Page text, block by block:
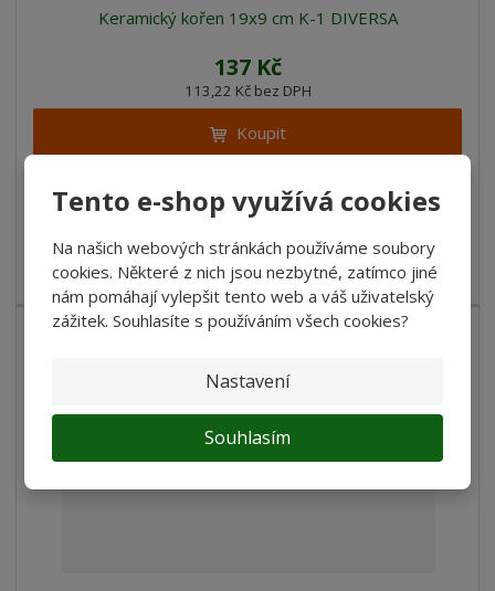
Tento e-shop využívá cookies
Na našich webových stránkách používáme soubory
cookies. Některé z nich jsou nezbytné, zatímco jiné
nám pomáhají vylepšit tento web a váš uživatelský
zážitek. Souhlasíte s používáním všech cookies?
Nastavení
Souhlasím
Keramický kořen 19x9 cm K-1 DIVERSA
137 Kč
113,22 Kč bez DPH
Koupit
Porovnání SKLADEM
Keramický kořen 19x9 cm K-1 DIVERSA rozměry: 19 × 9 cm
(délka x&...